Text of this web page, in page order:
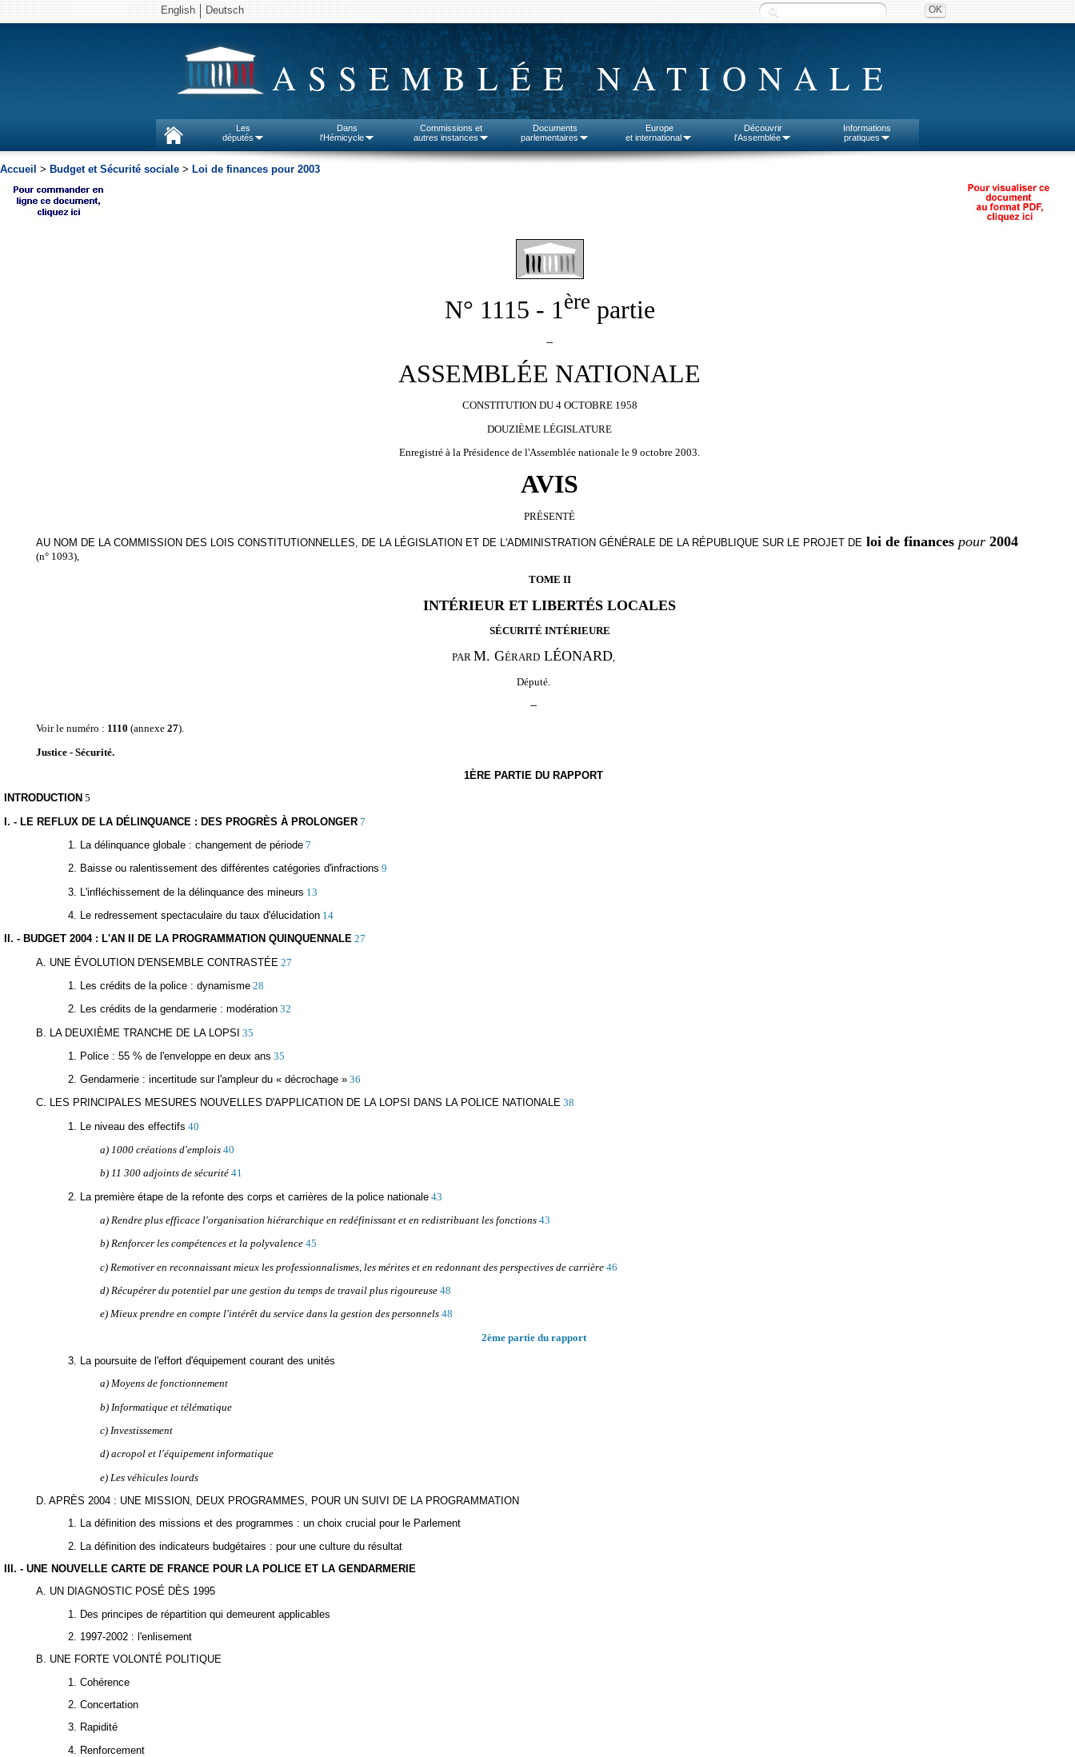
English Deutsch
ASSEMBLÉE NATIONALE
Les
députés
Dans
l'Hémicycle
Commissions et
autres instances
Documents
parlementaires
Europe
et international
Découvrir
l'Assemblée
Informations
pratiques
Accueil > Budget et Sécurité sociale > Loi de finances pour 2003
N° 1115 - 1ère partie
--
ASSEMBLÉE NATIONALE
CONSTITUTION DU 4 OCTOBRE 1958
DOUZIÈME LÉGISLATURE
Enregistré à la Présidence de l'Assemblée nationale le 9 octobre 2003.
AVIS
PRÉSENTÉ
AU NOM DE LA COMMISSION DES LOIS CONSTITUTIONNELLES, DE LA LÉGISLATION ET DE L'ADMINISTRATION GÉNÉRALE DE LA RÉPUBLIQUE SUR LE PROJET DE loi de finances pour 2004
(n° 1093),
TOME II
INTÉRIEUR ET LIBERTÉS LOCALES
SÉCURITÉ INTÉRIEURE
PAR M. GÉRARD LÉONARD,
Député.
--
Voir le numéro : 1110 (annexe 27).
Justice - Sécurité.
1ÈRE PARTIE DU RAPPORT
INTRODUCTION 5
I. - LE REFLUX DE LA DÉLINQUANCE : DES PROGRÈS À PROLONGER 7
1. La délinquance globale : changement de période 7
2. Baisse ou ralentissement des différentes catégories d'infractions 9
3. L'infléchissement de la délinquance des mineurs 13
4. Le redressement spectaculaire du taux d'élucidation 14
II. - BUDGET 2004 : L'AN II DE LA PROGRAMMATION QUINQUENNALE 27
A. UNE ÉVOLUTION D'ENSEMBLE CONTRASTÉE 27
1. Les crédits de la police : dynamisme 28
2. Les crédits de la gendarmerie : modération 32
B. LA DEUXIÈME TRANCHE DE LA LOPSI 35
1. Police : 55 % de l'enveloppe en deux ans 35
2. Gendarmerie : incertitude sur l'ampleur du « décrochage » 36
C. LES PRINCIPALES MESURES NOUVELLES D'APPLICATION DE LA LOPSI DANS LA POLICE NATIONALE 38
1. Le niveau des effectifs 40
a) 1000 créations d'emplois 40
b) 11 300 adjoints de sécurité 41
2. La première étape de la refonte des corps et carrières de la police nationale 43
a) Rendre plus efficace l'organisation hiérarchique en redéfinissant et en redistribuant les fonctions 43
b) Renforcer les compétences et la polyvalence 45
c) Remotiver en reconnaissant mieux les professionnalismes, les mérites et en redonnant des perspectives de carrière 46
d) Récupérer du potentiel par une gestion du temps de travail plus rigoureuse 48
e) Mieux prendre en compte l'intérêt du service dans la gestion des personnels 48
2ème partie du rapport
3. La poursuite de l'effort d'équipement courant des unités
a) Moyens de fonctionnement
b) Informatique et télématique
c) Investissement
d) acropol et l'équipement informatique
e) Les véhicules lourds
D. APRÈS 2004 : UNE MISSION, DEUX PROGRAMMES, POUR UN SUIVI DE LA PROGRAMMATION
1. La définition des missions et des programmes : un choix crucial pour le Parlement
2. La définition des indicateurs budgétaires : pour une culture du résultat
III. - UNE NOUVELLE CARTE DE FRANCE POUR LA POLICE ET LA GENDARMERIE
A. UN DIAGNOSTIC POSÉ DÈS 1995
1. Des principes de répartition qui demeurent applicables
2. 1997-2002 : l'enlisement
B. UNE FORTE VOLONTÉ POLITIQUE
1. Cohérence
2. Concertation
3. Rapidité
4. Renforcement